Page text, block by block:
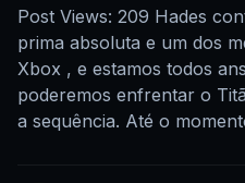
Post Views: 209 Hades
prima absoluta e um dos
Xbox , e estamos todos
poderemos enfrentar o
a sequência. Até o